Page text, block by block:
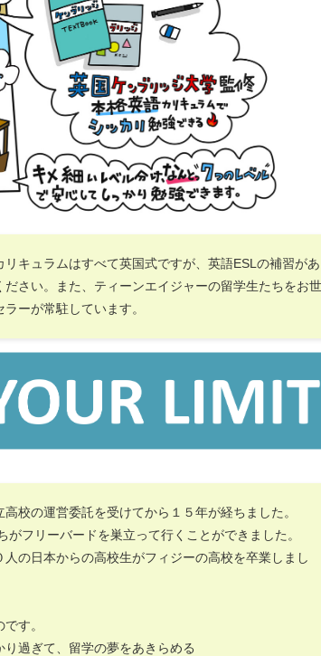
キュラムはすべて英国式ですが、英語ESLの補習があ
さい。また、ティーンエイジャーの留学生たちをお世
ーが常駐しています。
校の運営委託を受けてから１５年が経ちました。
がフリーバードを巣立って行くことができました。
の日本からの高校生がフィジーの高校を卒業しまし
す。
過ぎて、留学の夢をあきらめる